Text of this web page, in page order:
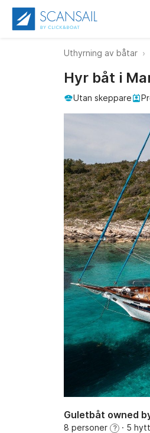
Uthyrning av båtar
Hyr båt i
Utan skeppare
Guletbåt owned
8 personer ? · 5